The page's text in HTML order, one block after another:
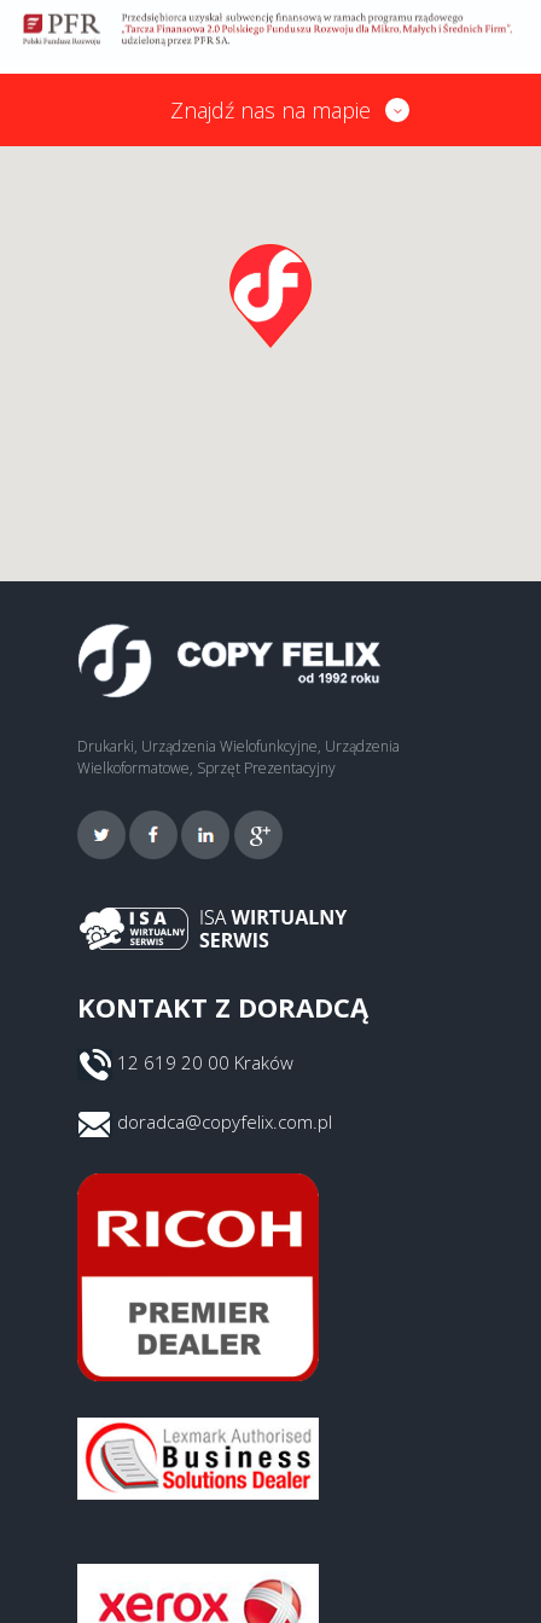
Znajdź nas na mapie
Drukarki, Urządzenia Wielofunkcyjne, Urządzenia
Wielkoformatowe, Sprzęt Prezentacyjny
KONTAKT Z DORADCĄ
12 619 20 00 Kraków
doradca@copyfelix.com.pl